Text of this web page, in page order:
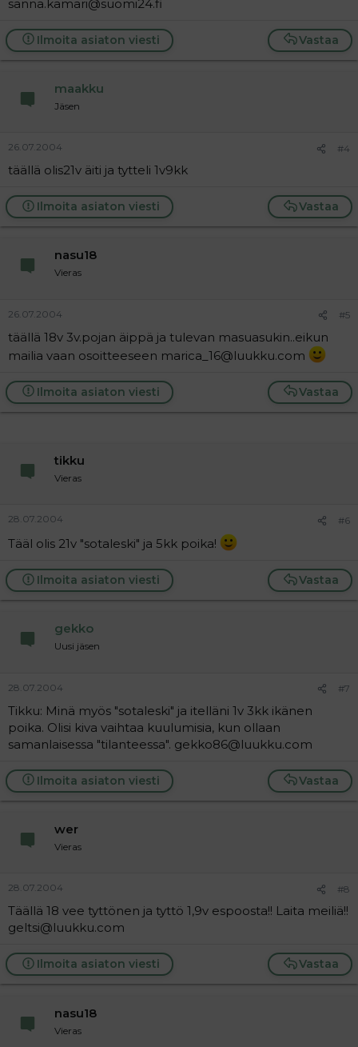
sanna.kamari@suomi24.fi
Vastaa
Ilmoita asiaton viesti
maakku
Jäsen
26.07.2004 #4
täällä olis21v äiti ja tytteli 1v9kk
Vastaa
Ilmoita asiaton viesti
nasu18
Vieras
26.07.2004 #5
täällä 18v 3v.pojan äippä ja tulevan masuasukin..eikun
mailia vaan osoitteeseen marica_16@luukku.com
Vastaa
Ilmoita asiaton viesti
tikku
Vieras
28.07.2004 #6
Tääl olis 21v "sotaleski" ja 5kk poika!
Vastaa
Ilmoita asiaton viesti
gekko
Uusi jäsen
28.07.2004 #7
Tikku: Minä myös "sotaleski" ja itelläni 1v 3kk ikänen
poika. Olisi kiva vaihtaa kuulumisia, kun ollaan
samanlaisessa "tilanteessa". gekko86@luukku.com
Vastaa
Ilmoita asiaton viesti
wer
Vieras
28.07.2004 #8
Täällä 18 vee tyttönen ja tyttö 1,9v espoosta!! Laita meiliä!!
geltsi@luukku.com
Vastaa
Ilmoita asiaton viesti
nasu18
Vieras